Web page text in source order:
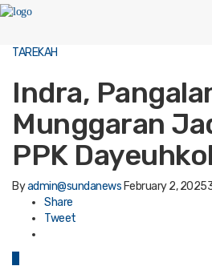
TAREKAH
Indra,
Munggaran
PPK
Byadmin@sundanews February 2, 2025
Share
Tweet